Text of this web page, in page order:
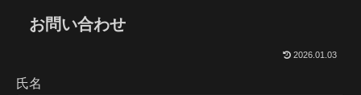
お問い合わせ
2026.01.03
氏名